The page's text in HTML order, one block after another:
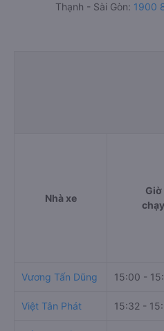
Thạnh - Sài Gòn: 1900
Nhà xe
Giờ
chạy
Vương Tấn Dũng 15:00 -
Việt Tân Phát 15:32 -